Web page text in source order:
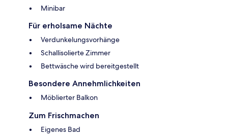
Minibar
Für erholsame Nächte
Verdunkelungsvorhänge
Schallisolierte Zimmer
Bettwäsche wird bereitgestellt
Besondere Annehmlichkeiten
Möblierter Balkon
Zum Frischmachen
Eigenes Bad